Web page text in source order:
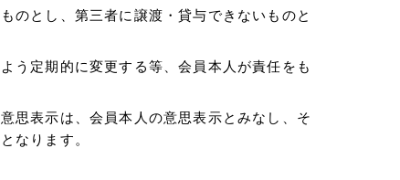
のとし、第三者に譲渡・貸与できないものと
う定期的に変更する等、会員本人が責任をも
思表示は、会員本人の意思表示とみなし、そ
なります。